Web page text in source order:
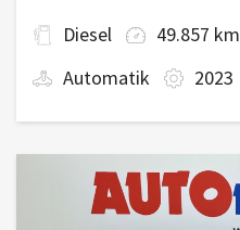
Diesel 49.857 km
Automatik
2023